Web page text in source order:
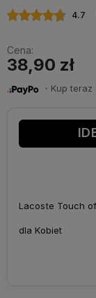
4.7
Cena:
38,90 zł
・Kup
Lacoste Touch
dla Kobiet